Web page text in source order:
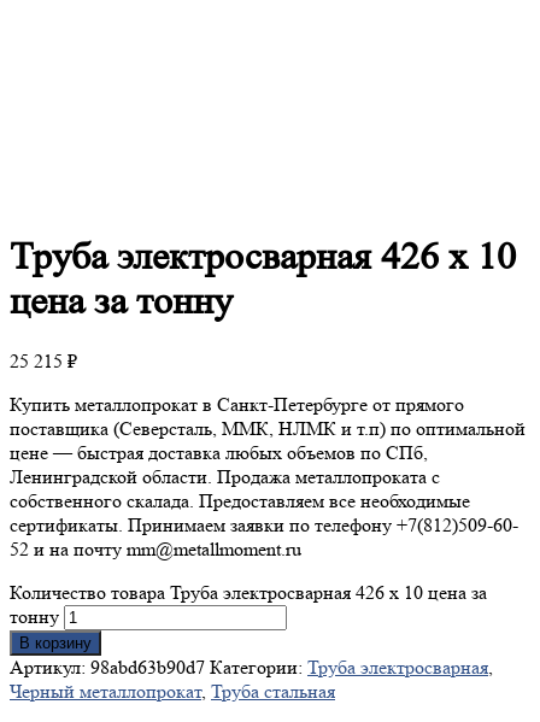
Трубаэлектросварная 426 х 10
цена за тонну
25 215 ₽
Купить металлопрокат в Санкт-Петербурге от прямого
поставщика (Северсталь, ММК, НЛМК и т.п) по оптимальной
цене — быстрая доставка любых объемов по СПб,
Ленинградской области. Продажа металлопроката с
собственного скалада. Предоставляем все необходимые
сертификаты. Принимаем заявки по телефону +7(812)509-60-
52 и на почту mm@metallmoment.ru
Количество товара Труба электросварная 426 х 10 цена за
тонну
В корзину
Артикул: 98abd63b90d7 Категории: Труба электросварная,
Черный металлопрокат, Труба стальная